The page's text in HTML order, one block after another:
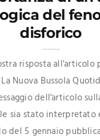
del
disforico
risposta
Nuova Bussola
dell'articolo
sia stato interpretato
del 5 gennaio